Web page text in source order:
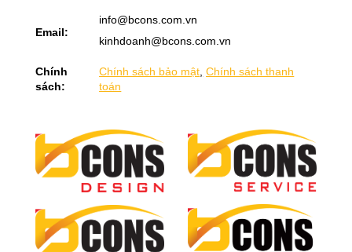
Email:
info@bcons.com.vn
kinhdoanh@bcons.com.vn
Chính
sách:
Chính sách bảo mật Chính sách thanh
toán